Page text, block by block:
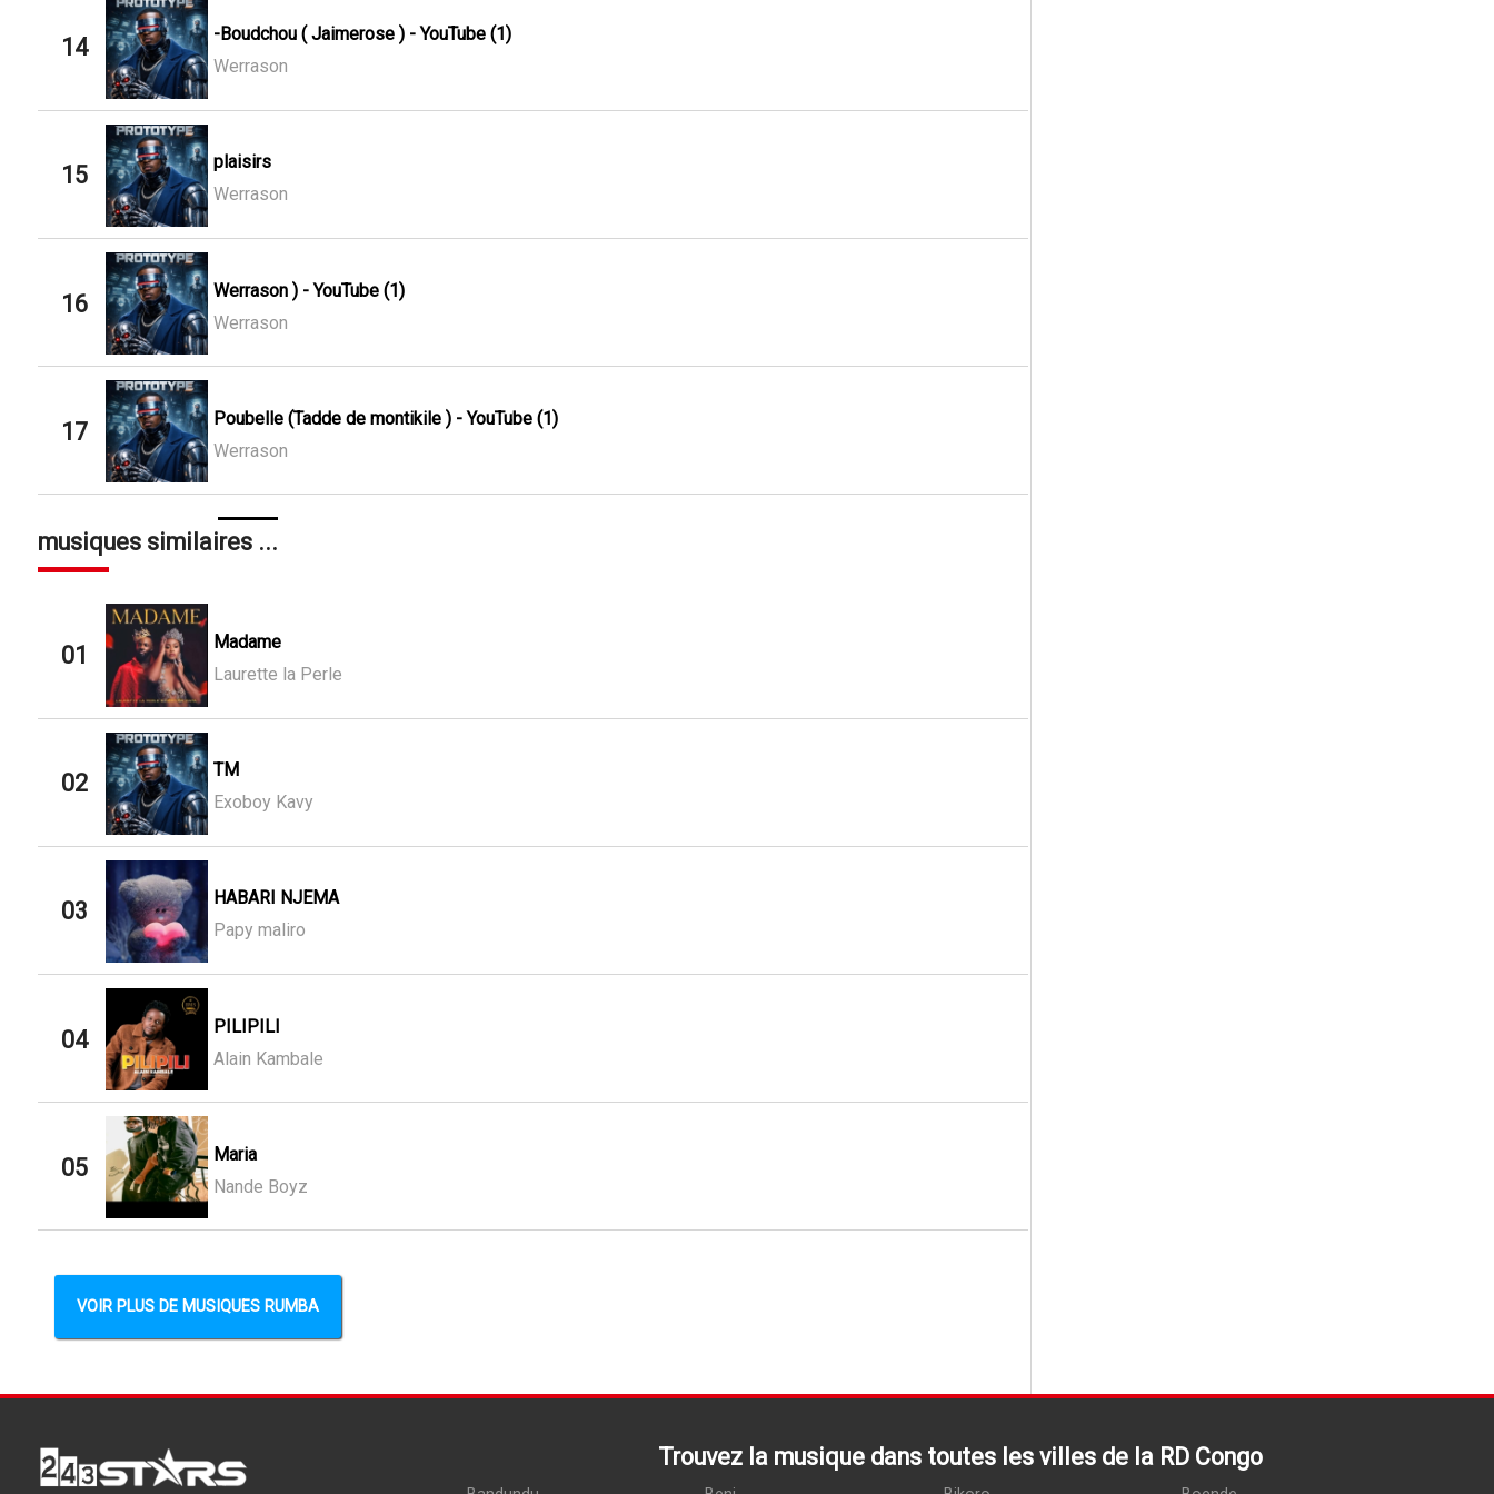
14
-Boudchou ( Jaimerose ) - YouTube (1)
Werrason
15
plaisirs
Werrason
16
Werrason ) - YouTube (1)
Werrason
17
Poubelle (Tadde de montikile ) - YouTube (1)
Werrason
musiques similaires ...
01
Madame
Laurette la Perle
02
TM
Exoboy Kavy
03
HABARI NJEMA
Papy maliro
04
PILIPILI
Alain Kambale
05
Maria
Nande Boyz
VOIR PLUS DE MUSIQUES RUMBA
Trouvez la musique dans toutes les villes de la RD Congo